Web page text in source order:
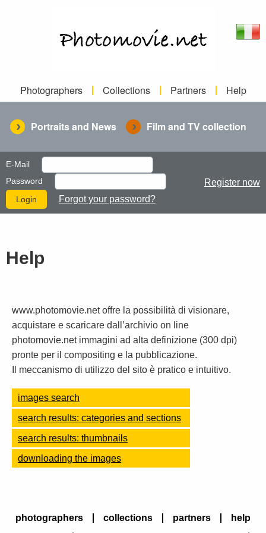
Photographers Collections Partners Help
Portraits and News Film and TV collection
E-Mail
Password
Forgot your password?
Register now
Help
www.photomovie.net offre la possibilità di visionare,
acquistare e scaricare dall’archivio on line
photomovie.net immagini ad alta definizione (300 dpi)
pronte per il compositing e la pubblicazione.
Il meccanismo di utilizzo del sito è pratico e intuitivo.
images search
search results: categories and sections
search results: thumbnails
downloading the images
photographers collections partners
help